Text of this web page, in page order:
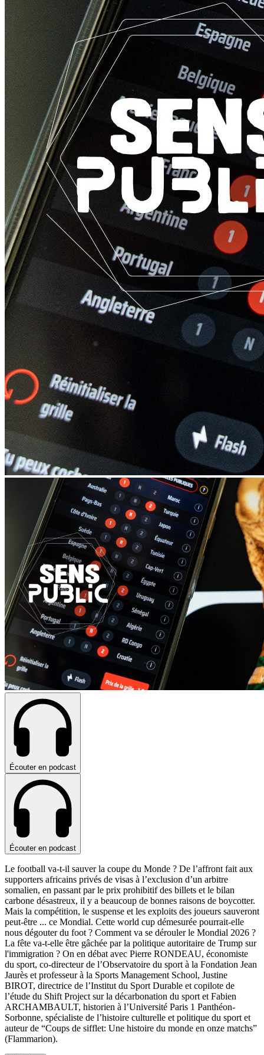
Écouter en podcast
Écouter en podcast
Le football va-t-il sauver la coupe du Monde ? De l’affront fait aux
supporters africains privés de visas à l’exclusion d’un arbitre
somalien, en passant par le prix prohibitif des billets et le bilan
carbone désastreux, il y a beaucoup de bonnes raisons de boycotter.
Mais la compétition, le suspense et les exploits des joueurs sauveront
peut-être ... ce Mondial. Cette world cup démesurée pourrait-elle
nous dégouter du foot ? Comment va se dérouler le Mondial 2026 ?
La fête va-t-elle être gâchée par la politique autoritaire de Trump sur
l'immigration ? On en débat avec Pierre RONDEAU, économiste
du sport, co-directeur de l’Observatoire du sport à la Fondation Jean
Jaurès et professeur à la Sports Management School, Justine
BIROT, directrice de l’Institut du Sport Durable et copilote de
l’étude du Shift Project sur la décarbonation du sport et Fabien
ARCHAMBAULT, historien à l’Université Paris 1 Panthéon-
Sorbonne, spécialiste de l’histoire culturelle et politique du sport et
auteur de “Coups de sifflet: Une histoire du monde en onze matchs”
(Flammarion).